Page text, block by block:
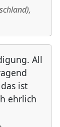
),
All
ist
ehrlich